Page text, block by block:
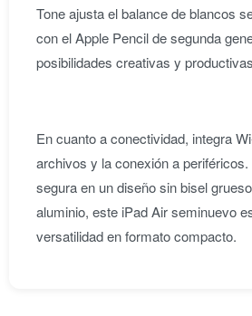
Tone ajusta el balance de blancos
con el Apple Pencil de segunda
posibilidades creativas y
En cuanto a conectividad, integra
archivos y la conexión a
segura en un diseño sin bisel
aluminio, este iPad Air seminuevo
versatilidad en formato compacto.